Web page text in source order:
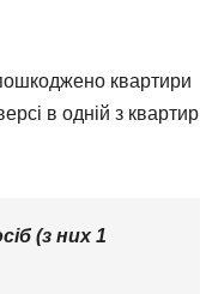
квартири
в одній з квартир
(з них 1